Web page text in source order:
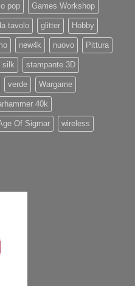
pop Games Workshop
tavolo glitter Hobby
new4k nuovo Pittura
silk stampante 3D
verde Wargame
40k
Of Sigmar wireless